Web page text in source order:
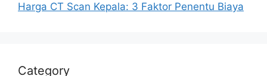
Harga CT Scan Kepala: 3 Faktor Penentu Biaya
Category